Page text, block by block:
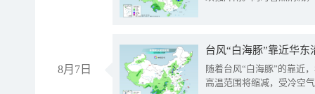
8月7日
台风“白海豚”靠近华
随着台风“白海豚”的靠近
高温范围将缩减，受冷空